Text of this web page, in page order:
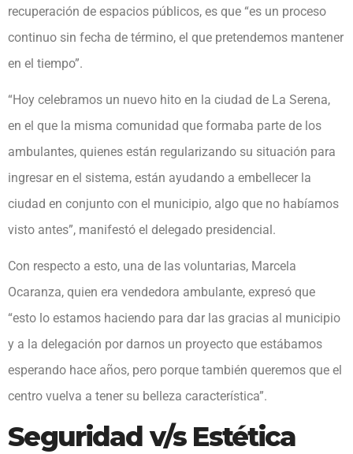
recuperación de espacios públicos, es que “es un proceso
continuo sin fecha de término, el que pretendemos mantener
en el tiempo”.
“Hoy celebramos un nuevo hito en la ciudad de La Serena,
en el que la misma comunidad que formaba parte de los
ambulantes, quienes están regularizando su situación para
ingresar en el sistema, están ayudando a embellecer la
ciudad en conjunto con el municipio, algo que no habíamos
visto antes”, manifestó el delegado presidencial.
Con respecto a esto, una de las voluntarias, Marcela
Ocaranza, quien era vendedora ambulante, expresó que
“esto lo estamos haciendo para dar las gracias al municipio
y a la delegación por darnos un proyecto que estábamos
esperando hace años, pero porque también queremos que el
centro vuelva a tener su belleza característica”.
Seguridad v/s Estética